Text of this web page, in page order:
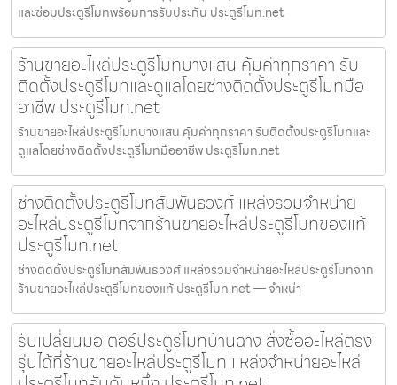
และซ่อมประตูรีโมทพร้อมการรับประกัน ประตูรีโมท.net
ร้านขายอะไหล่ประตูรีโมทบางแสน คุ้มค่าทุกราคา รับ
ติดตั้งประตูรีโมทและดูแลโดยช่างติดตั้งประตูรีโมทมือ
อาชีพ ประตูรีโมท.net
ร้านขายอะไหล่ประตูรีโมทบางแสน คุ้มค่าทุกราคา รับติดตั้งประตูรีโมทและ
ดูแลโดยช่างติดตั้งประตูรีโมทมืออาชีพ ประตูรีโมท.net
ช่างติดตั้งประตูรีโมทสัมพันธวงศ์ แหล่งรวมจำหน่าย
อะไหล่ประตูรีโมทจากร้านขายอะไหล่ประตูรีโมทของแท้
ประตูรีโมท.net
ช่างติดตั้งประตูรีโมทสัมพันธวงศ์ แหล่งรวมจำหน่ายอะไหล่ประตูรีโมทจาก
ร้านขายอะไหล่ประตูรีโมทของแท้ ประตูรีโมท.net — จำหน่า
รับเปลี่ยนมอเตอร์ประตูรีโมทบ้านฉาง สั่งซื้ออะไหล่ตรง
รุ่นได้ที่ร้านขายอะไหล่ประตูรีโมท แหล่งจำหน่ายอะไหล่